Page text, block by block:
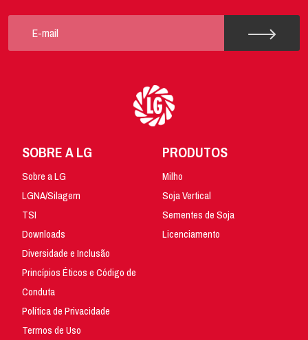
SOBRE A LG
Sobre a LG
LGNA/Silagem
TSI
Downloads
Diversidade e Inclusão
Princípios Éticos e Código de
Conduta
Política de Privacidade
Termos de Uso
PRODUTOS
Milho
Soja Vertical
Sementes de Soja
Licenciamento